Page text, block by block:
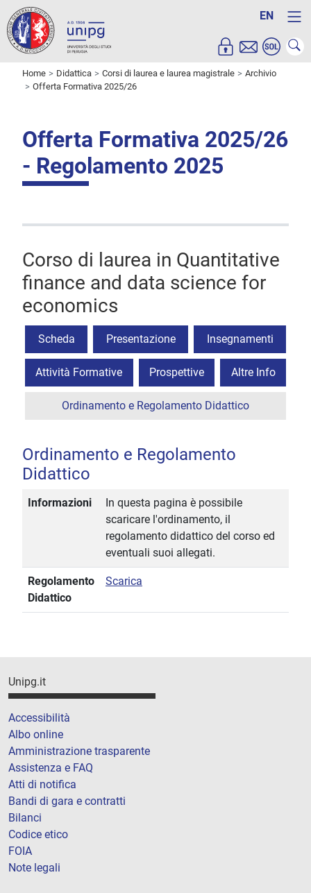
EN
Home Didattica Corsi di laurea e laurea magistrale
Archivio
Offerta Formativa 2025/26
Offerta Formativa 2025/26
- Regolamento 2025
Corso di laurea in Quantitative
finance and data science for
economics
Scheda Presentazione Insegnamenti
Attività Formative Prospettive Altre Info
Ordinamento e Regolamento Didattico
Ordinamento e Regolamento
Didattico
Informazioni
In questa pagina è possibile
scaricare l'ordinamento, il
regolamento didattico del corso ed
eventuali suoi allegati.
Regolamento
Didattico
Scarica
Unipg.it
Accessibilità
Albo online
Amministrazione trasparente
Assistenza e FAQ
Atti di notifica
Bandi di gara e contratti
Bilanci
Codice etico
FOIA
Note legali